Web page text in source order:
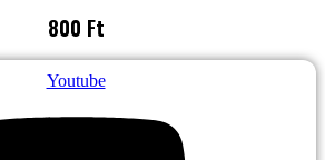
800 Ft
Youtube